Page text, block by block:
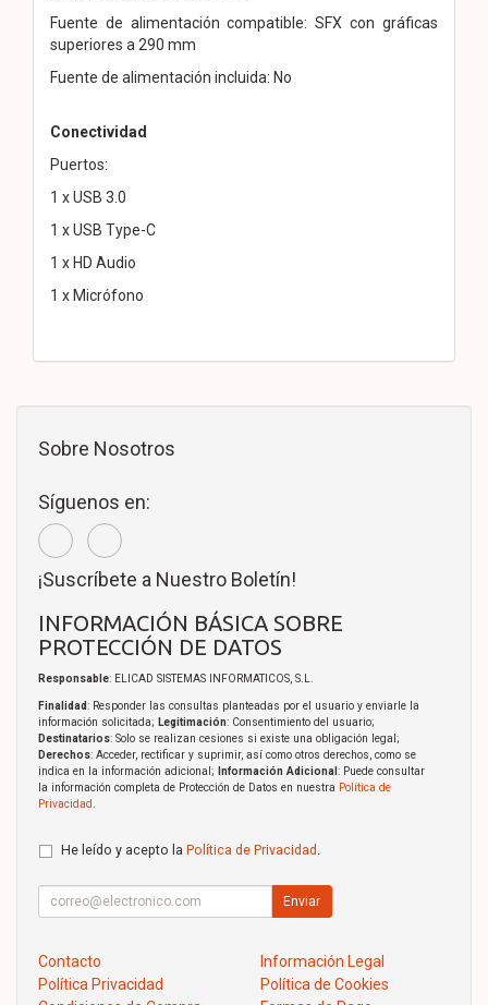
Fuente de alimentación compatible: SFX con gráficas
superiores a 290 mm
Fuente de alimentación incluida: No
Conectividad
Puertos:
1 x USB 3.0
1 x USB Type-C
1 x HD Audio
1 x Micrófono
Sobre Nosotros
Síguenos en:
¡Suscríbete a Nuestro Boletín!
INFORMACIÓN BÁSICA SOBRE
PROTECCIÓN DE DATOS
Responsable: ELICAD SISTEMAS INFORMATICOS, S.L.
Finalidad: Responder las consultas planteadas por el usuario y enviarle la
información solicitada; Legitimación: Consentimiento del usuario;
Destinatarios: Solo se realizan cesiones si existe una obligación legal;
Derechos: Acceder, rectificar y suprimir, así como otros derechos, como se
indica en la información adicional;
Información Adicional : Puede consultar
la información completa de Protección de Datos en nuestra Política de
Privacidad
He leído y acepto la Política de Privacidad
Enviar
Contacto
Información Legal
Política Privacidad
Política de Cookies